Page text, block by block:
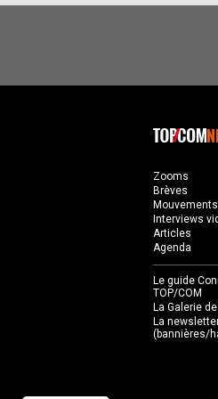
Zooms
Brèves
Mouvements
Interviews
Articles
Agenda
Le guide
TOP/COM
La Galerie
La
(bannières/